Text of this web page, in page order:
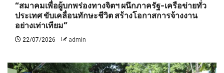
“สมาคมเพื่อผู้บกพร่องทางจิตฯ ผนึกภาครัฐ-เครือข่ายทั่ว
ประเทศ ขับเคลื่อนทักษะชีวิต สร้างโอกาสการจ้างงาน
อย่างเท่าเทียม”
22/07/2026 admin